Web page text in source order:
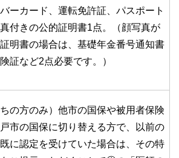
ーカード、運転免許証、パスポート
付きの公的証明書1点。（顔写真が
明書の場合は、基礎年金番号通知書
証など2点必要です。）
の方のみ）他市の国保や被用者保険
市の国保に切り替える方で、以前の
に認定を受けていた場合は、その特